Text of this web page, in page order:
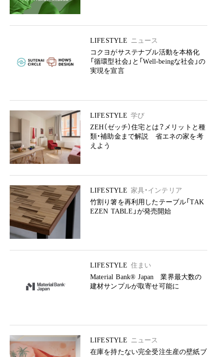
LIFESTYLE ニュース
コクヨがサステナブル活動を本格化
「循環型社会」と「Well-beingな社会」の
実現を宣言
LIFESTYLE 学び
ZEH（ゼッチ）住宅とは？メリットと種
類・補助金まで解説 省エネの家を考
えよう
LIFESTYLE 家具・インテリア
竹割り箸を再利用したテーブル「TAK
EZEN TABLE」が発売開始
LIFESTYLE 住まい
Material Bank® Japan 業界最大数の
建材サンプルが取寄せ可能に
LIFESTYLE ニュース
在庫を持たない完全受注生産の壁紙ブ